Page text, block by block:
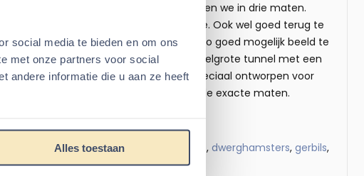
social media te bieden en om ons
met onze partners voor social
andere informatie die u aan ze heeft
Alles toestaan
Wilgentunnels gevuld met hooi hebben we in drie maten.
een significant onderscheid in grootte. Ook wel goed terug te
zelf in onze eigen studio om u een zo goed mogelijk beeld te
en Dwerghamsters. Een middelgrote tunnel met een
met een doorsnede van 20 cm is speciaal ontworpen voor
de onderzijde van deze pagina voor de exacte maten.
over hooi voor cavia’s,dwerghamsters,gerbils,